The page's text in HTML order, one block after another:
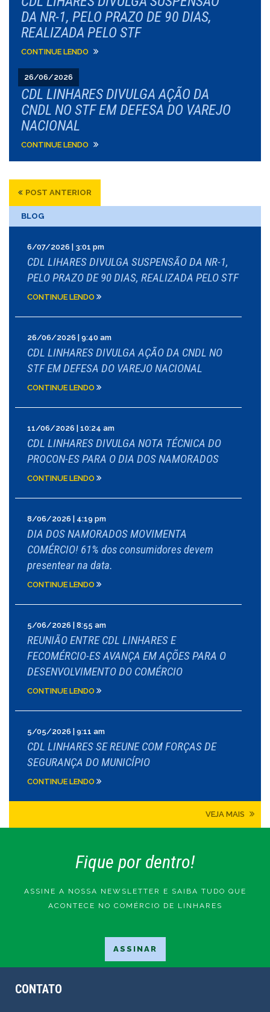
DA NR-1, PELO PRAZO DE 90 DIAS,
REALIZADA PELO STF
CONTINUE LENDO
26/06/2026
CDL LINHARES DIVULGA AÇÃO DA
CNDL NO STF EM DEFESA DO VAREJO
NACIONAL
CONTINUE LENDO
POST ANTERIOR
BLOG
6/07/2026 | 3:01 pm
CDL LIHARES DIVULGA SUSPENSÃO DA NR-1,
PELO PRAZO DE 90 DIAS, REALIZADA PELO STF
CONTINUE LENDO
26/06/2026 | 9:40 am
CDL LINHARES DIVULGA AÇÃO DA CNDL NO
STF EM DEFESA DO VAREJO NACIONAL
CONTINUE LENDO
11/06/2026 | 10:24 am
CDL LINHARES DIVULGA NOTA TÉCNICA DO
PROCON-ES PARA O DIA DOS NAMORADOS
CONTINUE LENDO
8/06/2026 | 4:19 pm
DIA DOS NAMORADOS MOVIMENTA
COMÉRCIO! 61% dos consumidores devem
presentear na data.
CONTINUE LENDO
5/06/2026 | 8:55 am
REUNIÃO ENTRE CDL LINHARES E
FECOMÉRCIO-ES AVANÇA EM AÇÕES PARA O
DESENVOLVIMENTO DO COMÉRCIO
CONTINUE LENDO
5/05/2026 | 9:11 am
CDL LINHARES SE REUNE COM FORÇAS DE
SEGURANÇA DO MUNICÍPIO
CONTINUE LENDO
VEJA MAIS
Fique por dentro!
ASSINE A NOSSA NEWSLETTER E SAIBA TUDO QUE
ACONTECE NO COMÉRCIO DE LINHARES
CONTATO